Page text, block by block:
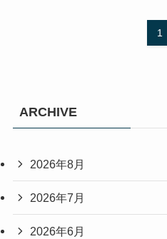
1
ARCHIVE
2026年8月
2026年7月
2026年6月